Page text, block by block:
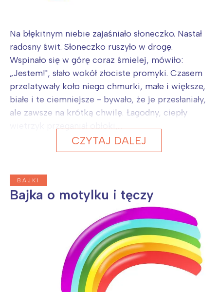
Na błękitnym niebie zajaśniało słoneczko. Nastał
radosny świt. Słoneczko ruszyło w drogę.
Wspinało się w górę coraz śmielej, mówiło:
„Jestem!", słało wokół złociste promyki. Czasem
przelatywały koło niego chmurki, małe i większe,
białe i te ciemniejsze - bywało, że je przesłaniały,
ale zawsze na krótką chwilę. Łagodny, ciepły
CZYTAJ DALEJ
BAJKI
Bajka o motylku i tęczy